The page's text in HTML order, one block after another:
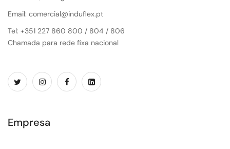
Email: comercial@induflex.pt
Tel: +351 227 860 800 / 804 / 806
Chamada para rede fixa nacional
Empresa